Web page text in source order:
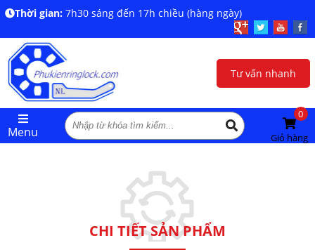
Thời gian: 7h30 sáng đến 17h chiều (hàng ngày)
Tư vấn nhanh
Menu
0
Giỏ hàng
CHI TIẾT SẢN PHẨM